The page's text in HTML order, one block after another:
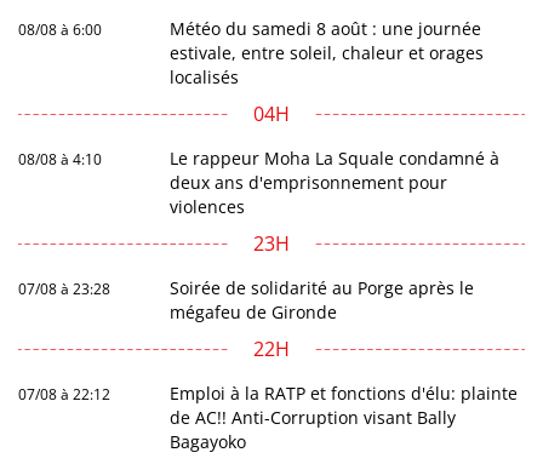
08/08 à 6:00
Météo du samedi 8 août : une journée
estivale, entre soleil, chaleur et orages
localisés
04H
08/08 à 4:10
Le rappeur Moha La Squale condamné à
deux ans d'emprisonnement pour
violences
23H
07/08 à 23:28
Soirée de solidarité au Porge après le
mégafeu de Gironde
22H
07/08 à 22:12
Emploi à la RATP et fonctions d'élu: plainte
de AC!! Anti-Corruption visant Bally
Bagayoko